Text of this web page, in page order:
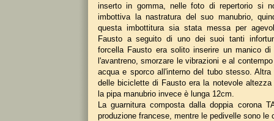
inserto in gomma, nelle foto di repertorio si
imbottiva la nastratura del suo manubrio,
questa imbottitura sia stata messa per
Fausto a seguito di uno dei suoi tanti
forcella Fausto era solito inserire un manico di
l'avantreno, smorzare le vibrazioni e al
acqua e sporco all'interno del tubo stesso.
delle biciclette di Fausto era la notevole
la pipa manubrio invece è lunga 12cm.
La guarnitura composta dalla doppia corona
produzione francese, mentre le pedivelle sono le